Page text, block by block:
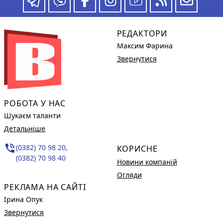
РОБОТА У НАС
Шукаєм таланти
Детальніше
phone_in_talk(0382) 70 98 20,
(0382) 70 98 40
РЕКЛАМА НА САЙТІ
Ірина Опук
Звернутися
РЕДАКТОРИ
Максим Фарина
Звернутися
КОРИСНЕ
Новини компаній
Огляди